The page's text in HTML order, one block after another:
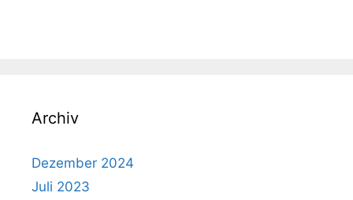
Archiv
Dezember 2024
Juli 2023